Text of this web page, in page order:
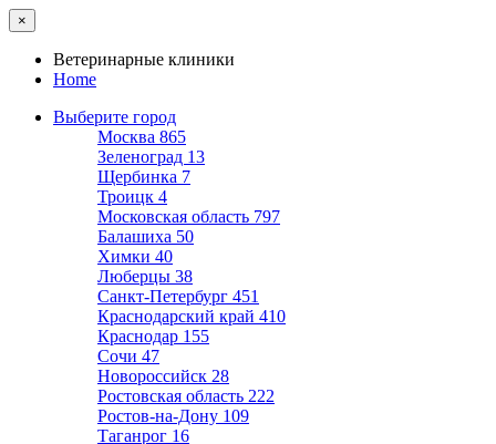
×
Ветеринарные клиники
Home
Выберите город
Москва 865
Зеленоград 13
Щербинка 7
Троицк 4
Московская область 797
Балашиха 50
Химки 40
Люберцы 38
Санкт-Петербург 451
Краснодарский край 410
Краснодар 155
Сочи 47
Новороссийск 28
Ростовская область 222
Ростов-на-Дону 109
Таганрог 16